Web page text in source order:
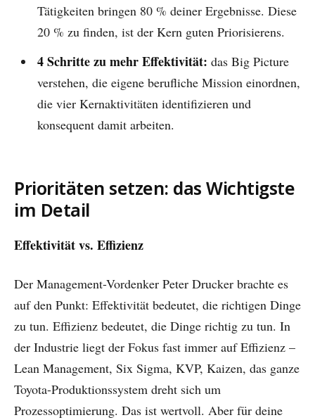
Tätigkeiten bringen 80 % deiner Ergebnisse. Diese
20 % zu finden, ist der Kern guten Priorisierens.
4 Schritte zu mehr Effektivität: das Big Picture
verstehen, die eigene berufliche Mission einordnen,
die vier Kernaktivitäten identifizieren und
konsequent damit arbeiten.
Prioritäten setzen: das Wichtigste
im Detail
Effektivität vs. Effizienz
Der Management-Vordenker Peter Drucker brachte es
auf den Punkt: Effektivität bedeutet, die richtigen Dinge
zu tun. Effizienz bedeutet, die Dinge richtig zu tun. In
der Industrie liegt der Fokus fast immer auf Effizienz –
Lean Management, Six Sigma, KVP, Kaizen, das ganze
Toyota-Produktionssystem dreht sich um
Prozessoptimierung. Das ist wertvoll. Aber für deine